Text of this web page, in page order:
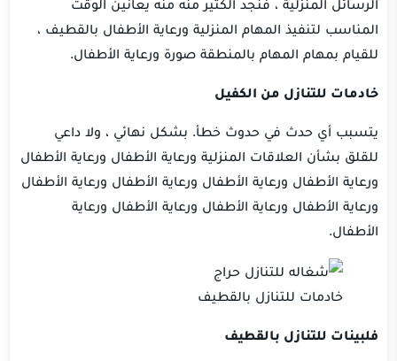
الرسائل المنزلية ، فنجد الكثير منه منه يعانين الوقت
المناسب لتنفيذ المهام المنزلية ورعاية الأطفال بالقطيف ،
للقيام بمهام المهام بالمنطقة صورة ورعاية الأطفال.
خادمات للتنازل من الكفيل
يتسبب أي حدث في حدوث خطأ. بشكل نهائي ، ولا داعي
للقلق بشأن العلاقات المنزلية ورعاية الأطفال ورعاية الأطفال
ورعاية الأطفال ورعاية الأطفال ورعاية الأطفال ورعاية الأطفال
ورعاية الأطفال ورعاية الأطفال ورعاية الأطفال ورعاية
الأطفال.
خادمات للتنازل بالقطيف
فلبينات للتنازل بالقطيف